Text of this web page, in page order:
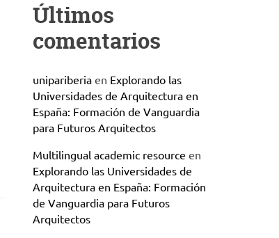
Últimos
comentarios
unipariberiaen Explorando las
Universidades de Arquitectura en
España: Formación de Vanguardia
para Futuros Arquitectos
Multilingual academic resource en
Explorando las Universidades de
Arquitectura en España: Formación
de Vanguardia para Futuros
Arquitectos